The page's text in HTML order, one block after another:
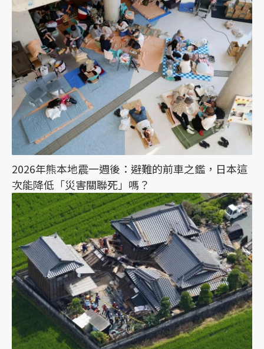
2026年熊本地震一週後：避難的前車之鑑，日本這
次能降低「災害關聯死」嗎？